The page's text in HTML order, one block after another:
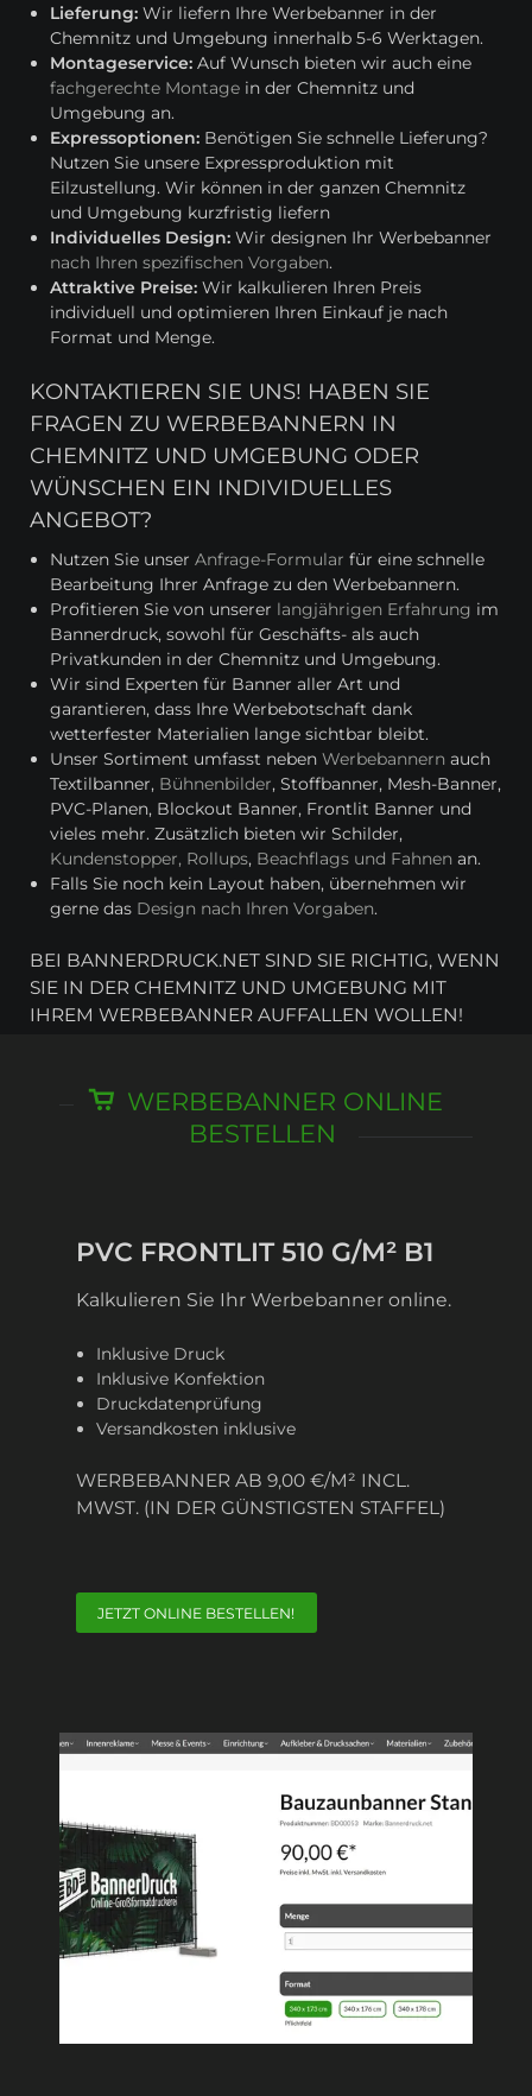
Lieferung:Wir liefern Ihre Werbebanner in der
Chemnitz und Umgebung innerhalb 5-6 Werktagen.
Montageservice:Auf Wunsch bieten wir auch eine
fachgerechte Montage in der Chemnitz und
Umgebung an.
Expressoptionen: Benötigen Sie schnelle Lieferung?
Nutzen Sie unsere Expressproduktion mit
Eilzustellung. Wir können in der ganzen Chemnitz
und Umgebung kurzfristig liefern
Individuelles Design:Wir designen Ihr Werbebanner
nach Ihren spezifischen Vorgaben.
Attraktive Preise:Wir kalkulieren Ihren Preis
individuell und optimieren Ihren Einkauf je nach
Format und Menge.
KONTAKTIEREN SIE UNS! HABEN SIE
FRAGEN ZU WERBEBANNERN IN
CHEMNITZ UND UMGEBUNG ODER
WÜNSCHEN EIN INDIVIDUELLES
ANGEBOT?
Nutzen Sie unserAnfrage-Formular für eine schnelle
Bearbeitung Ihrer Anfrage zu den Werbebannern.
Profitieren Sie von unserer langjährigen Erfahrung im
Bannerdruck, sowohl für Geschäfts- als auch
Privatkunden in der Chemnitz und Umgebung.
Wir sind Experten für Banner aller Art und
garantieren, dass Ihre Werbebotschaft dank
wetterfester Materialien lange sichtbar bleibt.
Unser Sortiment umfasst nebenWerbebannern auch
Textilbanner, Bühnenbilder, Stoffbanner, Mesh-Banner,
PVC-Planen, Blockout Banner, Frontlit Banner und
vieles mehr. Zusätzlich bieten wir Schilder,
Kundenstopper, Rollups, Beachflags und Fahnen an.
Falls Sie noch kein Layout haben, übernehmen wir
gerne das Design nach Ihren Vorgaben.
BEI BANNERDRUCK.NET SIND SIE RICHTIG, WENN
SIE IN DER CHEMNITZ UND UMGEBUNG MIT
IHREM WERBEBANNER AUFFALLEN WOLLEN!
WERBEBANNER ONLINE
BESTELLEN
PVC FRONTLIT 510 G/M² B1
Kalkulieren Sie Ihr Werbebanner online.
Inklusive Druck
Inklusive Konfektion
Druckdatenprüfung
Versandkosten inklusive
WERBEBANNER AB 9,00 €/M² INCL.
MWST. (IN DER GÜNSTIGSTEN STAFFEL)
JETZT ONLINE BESTELLEN!